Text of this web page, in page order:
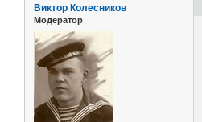
Виктор Колесников
Модератор